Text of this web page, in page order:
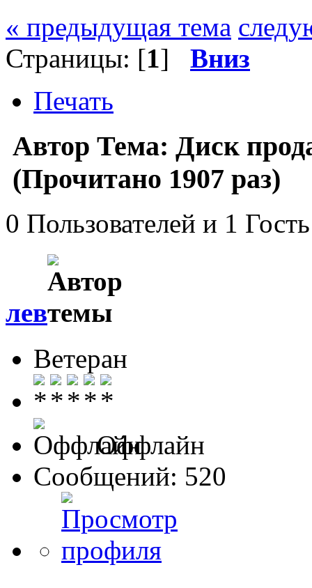
« предыдущая тема
Страницы: [1] Вниз
Печать
Автор Тема: Диск
(Прочитано 1907 раз)
0 Пользователей и 1
лев
Ветеран
Оффлайн
Сообщений: 520